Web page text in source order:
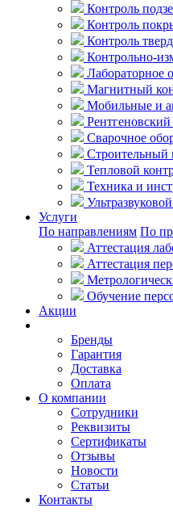
Контроль
Контроль
Контроль
Контрольно-
Лабораторное
Магнитный
Мобильные и
Рентгеновский
Сварочное
Строительный
Тепловой
Техника и
Услуги
По направлениям По
Аттестация
Аттестация
Обучение
Акции
Бренды
Гарантия
Доставка
Оплата
О компании
Сотрудники
Реквизиты
Сертификаты
Отзывы
Новости
Статьи
Контакты